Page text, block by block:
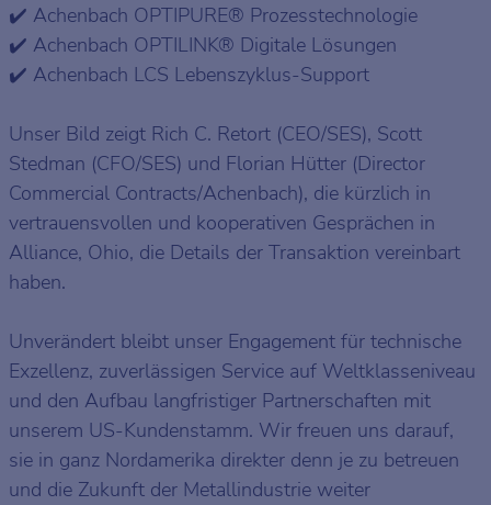
✔️ Achenbach OPTIPURE® Prozesstechnologie
✔️ Achenbach OPTILINK® Digitale Lösungen
✔️ Achenbach LCS Lebenszyklus-Support
Unser Bild zeigt Rich C. Retort (CEO/SES), Scott
Stedman (CFO/SES) und Florian Hütter (Director
Commercial Contracts/Achenbach), die kürzlich in
vertrauensvollen und kooperativen Gesprächen in
Alliance, Ohio, die Details der Transaktion vereinbart
haben.
Unverändert bleibt unser Engagement für technische
Exzellenz, zuverlässigen Service auf Weltklasseniveau
und den Aufbau langfristiger Partnerschaften mit
unserem US-Kundenstamm. Wir freuen uns darauf,
sie in ganz Nordamerika direkter denn je zu betreuen
und die Zukunft der Metallindustrie weiter